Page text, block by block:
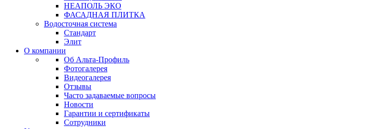
НЕАПОЛЬ ЭКО
ФАСАДНАЯ ПЛИТКА
Водосточная система
Стандарт
Элит
О компании
Об Альта-Профиль
Фотогалерея
Видеогалерея
Отзывы
Часто задаваемые вопросы
Новости
Гарантии и сертификаты
Сотрудники